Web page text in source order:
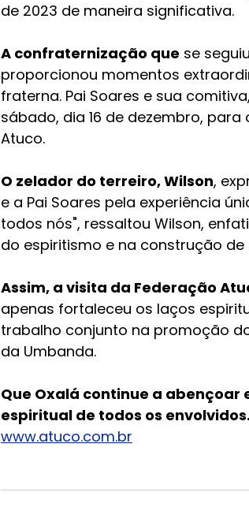
de 2023 de maneira significativa.
A confraternização que se
proporcionou momentos
fraterna. Pai Soares e sua
sábado, dia 16 de dezembro,
Atuco.
O zelador do terreiro, Wilson,
e a Pai Soares pela experiência
todos nós", ressaltou Wilson,
do espiritismo e na construção
Assim, a visita da Federação
apenas fortaleceu os laços
trabalho conjunto na promoção
da Umbanda.
Que Oxalá continue a abençoar
espiritual de todos os envolvidos.
www.atuco.com.br